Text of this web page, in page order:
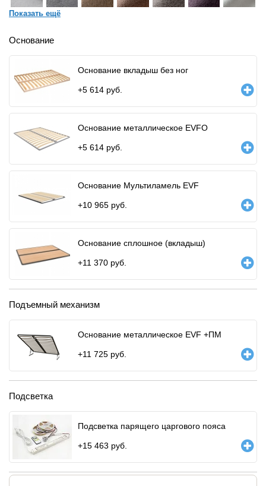
Показать ещё
Основание
Основание вкладыш без ног
+5 614 руб.
Основание металлическое EVFO
+5 614 руб.
Основание Мультиламель EVF
+10 965 руб.
Основание сплошное (вкладыш)
+11 370 руб.
Подъемный механизм
Основание металлическое EVF +ПМ
+11 725 руб.
Подсветка
Подсветка парящего царгового пояса
+15 463 руб.